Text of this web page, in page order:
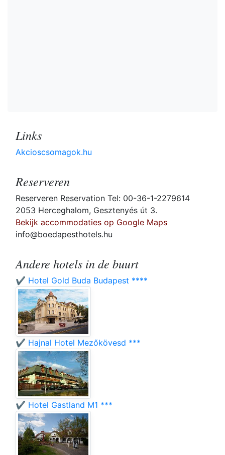
Links
Akcioscsomagok.hu
Reserveren
Reserveren Reservation Tel: 00-36-1-2279614
2053 Herceghalom, Gesztenyés út 3.
Bekijk accommodaties op Google Maps
info@boedapesthotels.hu
Andere hotels in de buurt
✔️ Hotel Gold Buda Budapest ****
✔️ Hajnal Hotel Mezőkövesd ***
✔️ Hotel Gastland M1 ***